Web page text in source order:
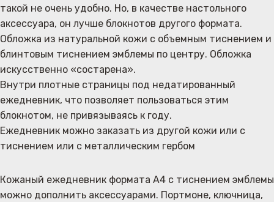
такой не очень удобно. Но, в качестве настольного
аксессуара, он лучше блокнотов другого формата.
Обложка из натуральной кожи с объемным тиснением и
блинтовым тиснением эмблемы по центру. Обложка
искусственно «состарена».
Внутри плотные страницы под недатированный
ежедневник, что позволяет пользоваться этим
блокнотом, не привязываясь к году.
Ежедневник можно заказать из другой кожи или с
тиснением или с металлическим гербом
Кожаный ежедневник формата А4 с тиснением эмблемы
можно дополнить аксессуарами. Портмоне, ключница,